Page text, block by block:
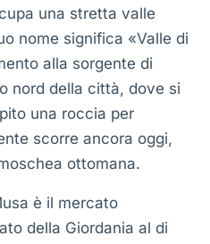
una stretta valle
nome significa «Valle di
alla sorgente di
nord della città, dove si
una roccia per
scorre ancora oggi,
ottomana.
è il mercato
della Giordania al di